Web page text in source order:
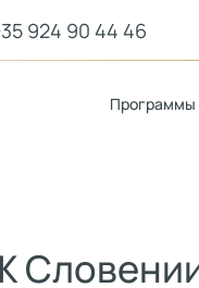
924 90 44 46
Программы